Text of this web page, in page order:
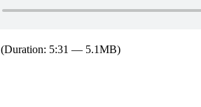
(Duration: 5:31 — 5.1MB)